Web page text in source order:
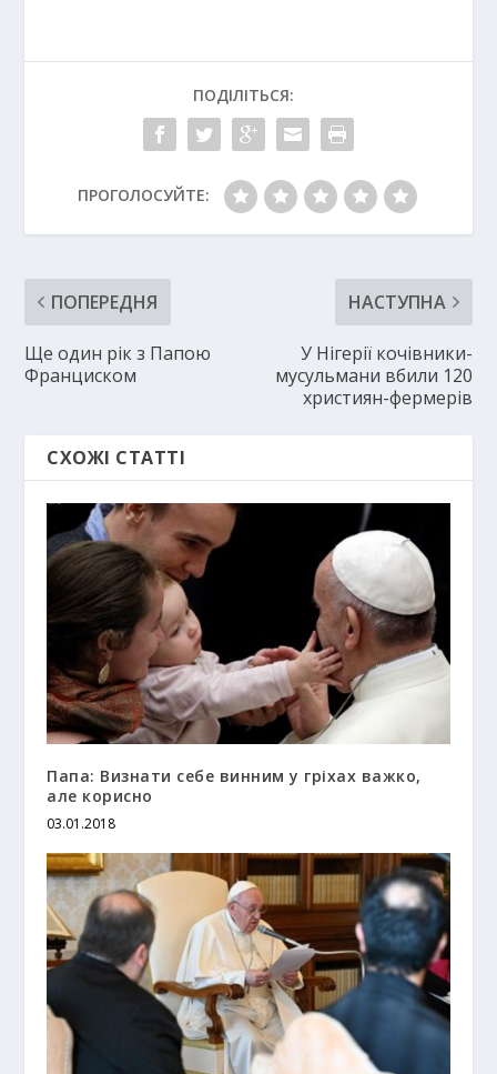
ПОДІЛІТЬСЯ:
ПРОГОЛОСУЙТЕ:
ПОПЕРЕДНЯ
Ще один рік з Папою
Франциском
НАСТУПНА
У Нігерії кочівники-
мусульмани вбили 120
християн-фермерів
СХОЖІ СТАТТІ
Папа: Визнати себе винним у гріхах важко,
але корисно
03.01.2018